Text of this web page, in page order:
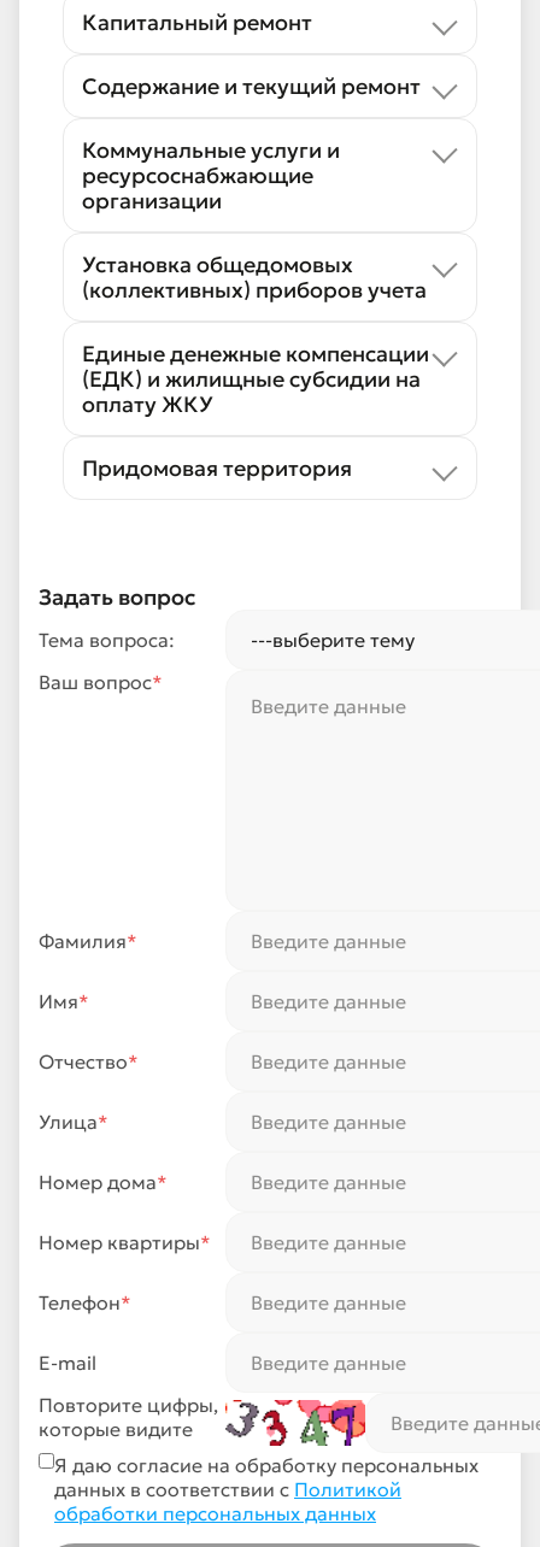
Капитальный ремонт
Содержание и текущий ремонт
Коммунальные услуги и
ресурсоснабжающие
организации
Установка общедомовых
(коллективных) приборов учета
Единые денежные компенсации
(ЕДК) и жилищные субсидии на
оплату ЖКУ
Придомовая территория
Задать вопрос
Тема вопроса:
Ваш вопрос*
Фамилия*
Имя*
Отчество*
Улица*
Номер дома*
Номер квартиры*
Телефон*
E-mail
Повторите цифры,
которые видите
Я даю согласие на обработку персональных
данных в соответствии с Политикой
обработки персональных данных